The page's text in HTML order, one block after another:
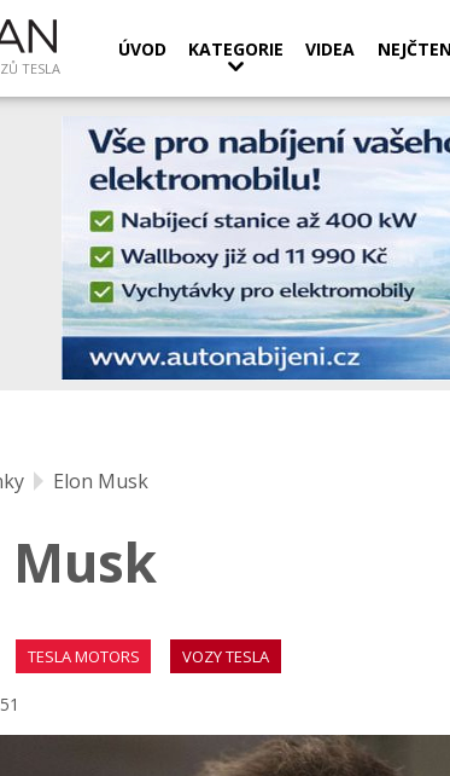
TESLA
ÚVOD KATEGORIE VIDEA
Elon Musk
Musk
TESLA MOTORS VOZY TESLA